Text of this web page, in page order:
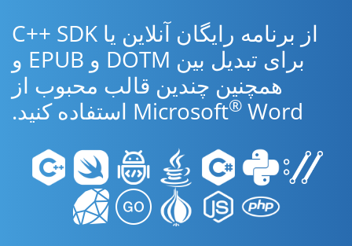
از برنامه رایگان آنلاین یا C++ SDK
برای تبدیل بین DOTM و EPUB و
همچنین چندین قالب محبوب از
Microsoft® Word استفاده کنید.